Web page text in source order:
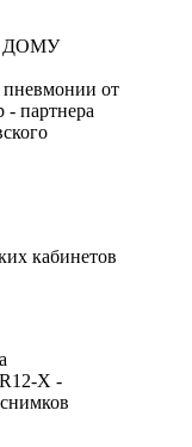
ДОМУ
от
партнера
кабинетов
X -